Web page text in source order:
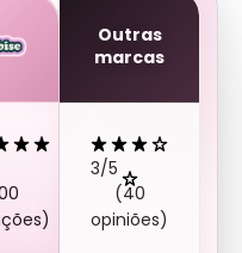
Outras
marcas
3/5
(40
opiniões)